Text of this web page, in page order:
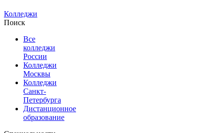
Колледжи
Поиск
Все
колледжи
России
Колледжи
Москвы
Колледжи
Санкт-
Петербурга
Дистанционное
образование